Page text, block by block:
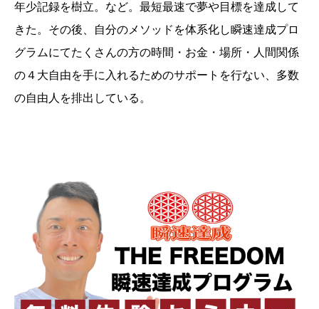
年少記録を樹立。など。最短最速で夢や目標を達成して
きた。その後、自分のメソッドを体系化し瞬速達成プロ
グラムにてたくさんの方の時間・お金・場所・人間関係
の４大自由を手に入れるためのサポートを行ない、多数
の自由人を排出している。